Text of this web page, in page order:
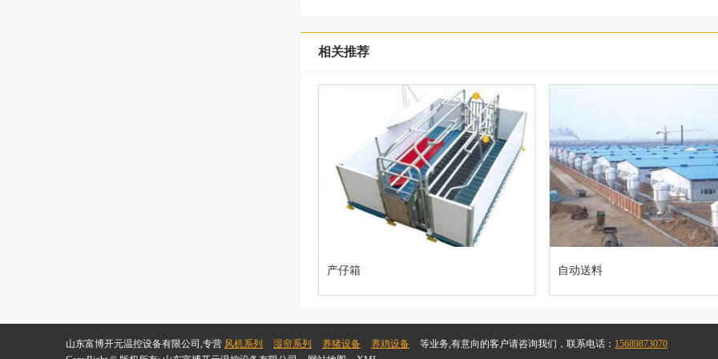
相关推荐
产仔箱 自动送料
山东富博开元温控设备有限公司,专营 风机系列 湿帘系列 养猪设备 养鸡设备 等业务,有意向的客户请咨询我们，联系电话： 15689873070